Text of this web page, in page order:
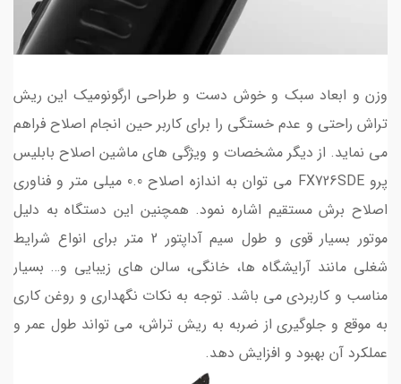
وزن و ابعاد سبک و خوش دست و طراحی ارگونومیک این ریش
تراش راحتی و عدم خستگی را برای کاربر حین انجام اصلاح فراهم
می نماید. از دیگر مشخصات و ویژگی های ماشین اصلاح بابلیس
پرو FX726SDE می توان به اندازه اصلاح 0.0 میلی متر و فناوری
اصلاح برش مستقیم اشاره نمود. همچنین این دستگاه به دلیل
موتور بسیار قوی و طول سیم آداپتور 2 متر برای انواع شرایط
شغلی مانند آرایشگاه ها، خانگی، سالن های زیبایی و… بسیار
مناسب و کاربردی می باشد. توجه به نکات نگهداری و روغن کاری
به موقع و جلوگیری از ضربه به ریش تراش، می تواند طول عمر و
عملکرد آن بهبود و افزایش دهد.